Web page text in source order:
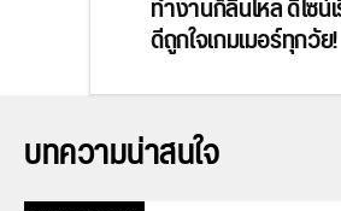
ทำงานก็ลื่นไหล ดีไซ
ดีถูกใจเกมเมอร์ทุกวัย!
บทความน่าสนใจ